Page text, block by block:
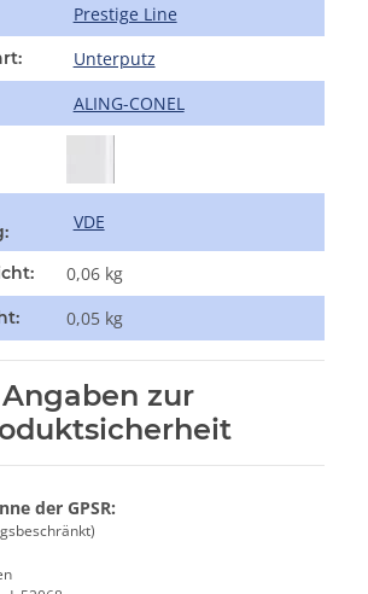
Prestige Line
Unterputz
ALING-CONEL
VDE
0,06 kg
0,05 kg
Angaben zur
der GPSR: